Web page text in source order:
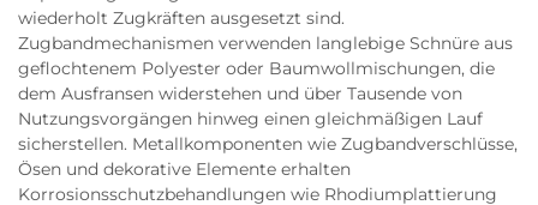
wiederholt Zugkräften ausgesetzt sind.
Zugbandmechanismen verwenden langlebige Schnüre aus
geflochtenem Polyester oder Baumwollmischungen, die
dem Ausfransen widerstehen und über Tausende von
Nutzungsvorgängen hinweg einen gleichmäßigen Lauf
sicherstellen. Metallkomponenten wie Zugbandverschlüsse,
Ösen und dekorative Elemente erhalten
Korrosionsschutzbehandlungen wie Rhodiumplattierung